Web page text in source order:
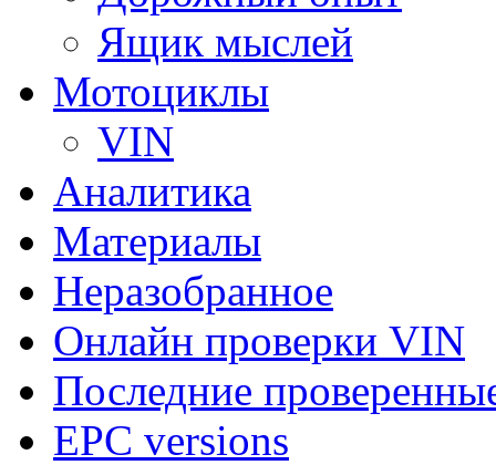
Ящик мыслей
Мотоциклы
VIN
Аналитика
Материалы
Неразобранное
Онлайн проверки VIN
Последние
EPC versions